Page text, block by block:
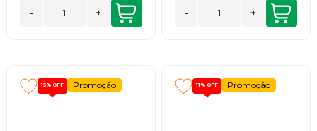
- + - +
15% OFF Promoção 11% OFF Promoção